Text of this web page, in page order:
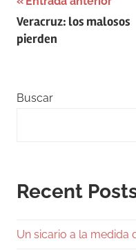
de
Veracruz: los malosos
pierden
Buscar
Recent
Un sicario a la medida